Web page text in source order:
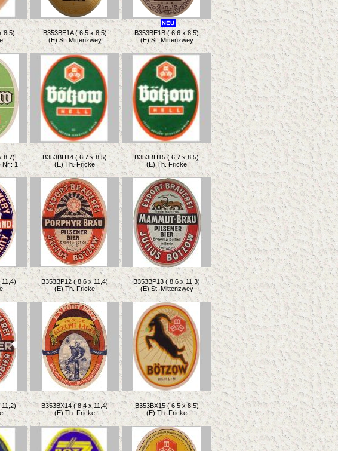
8,5)
B353BE1A ( 6,5 x 8,5)
(E) St. Mittenzwey
B353BE1B ( 6,6 x 8,5)
(E) St. Mittenzwey
8,7)
1
B353BH14 ( 6,7 x 8,5)
(E) Th. Fricke
B353BH15 ( 6,7 x 8,5)
(E) Th. Fricke
B353BP12 ( 8,6 x 11,4)
(E) Th. Fricke
B353BP13 ( 8,6 x 11,3)
(E) St. Mittenzwey
B353BX14 ( 8,4 x 11,4)
(E) Th. Fricke
B353BX15 ( 6,5 x 8,5)
(E) Th. Fricke